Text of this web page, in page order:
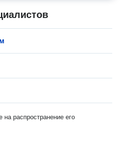
на распространение его